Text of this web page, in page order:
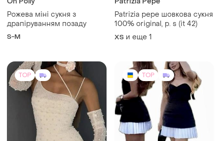
Рожева міні сукня з
драпіруванням позаду
S-M
Patrizia pepe шовкова сукня
100% original, р. s (it 42)
ХS и еще 1
TOP TOP